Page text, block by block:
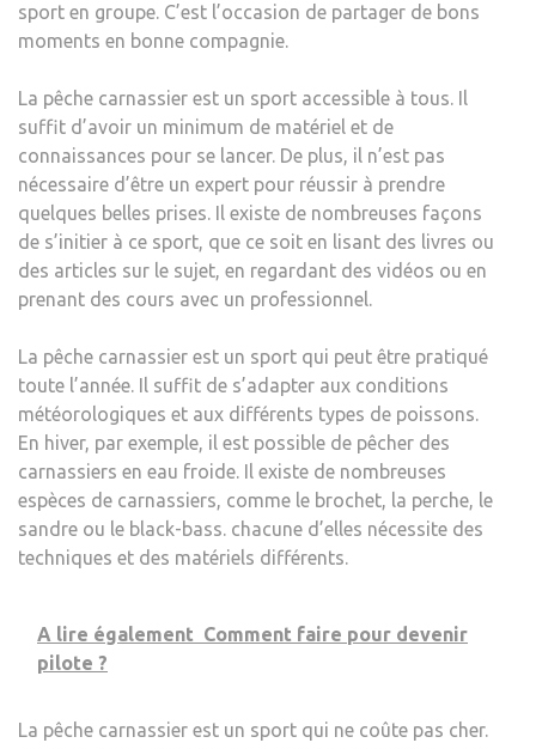
sport en groupe. C’est l’occasion de partager de bons
moments en bonne compagnie.
La pêche carnassier est un sport accessible à tous. Il
suffit d’avoir un minimum de matériel et de
connaissances pour se lancer. De plus, il n’est pas
nécessaire d’être un expert pour réussir à prendre
quelques belles prises. Il existe de nombreuses façons
de s’initier à ce sport, que ce soit en lisant des livres ou
des articles sur le sujet, en regardant des vidéos ou en
prenant des cours avec un professionnel.
La pêche carnassier est un sport qui peut être pratiqué
toute l’année. Il suffit de s’adapter aux conditions
météorologiques et aux différents types de poissons.
En hiver, par exemple, il est possible de pêcher des
carnassiers en eau froide. Il existe de nombreuses
espèces de carnassiers, comme le brochet, la perche, le
sandre ou le black-bass. chacune d’elles nécessite des
techniques et des matériels différents.
A lire également Comment faire pour devenir
pilote ?
La pêche carnassier est un sport qui ne coûte pas cher.